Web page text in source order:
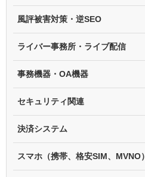
風評被害対策・逆SEO
ライバー事務所・ライブ配信
事務機器・OA機器
セキュリティ関連
決済システム
スマホ（携帯、格安SIM、MVNO）